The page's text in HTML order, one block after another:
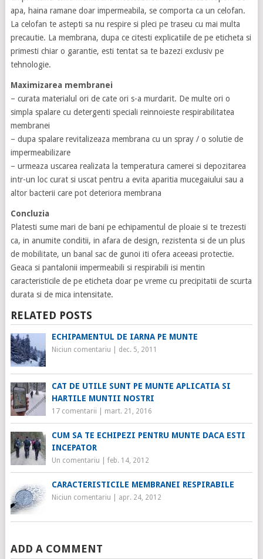
apa, haina ramane doar impermeabila, se comporta ca un celofan.
La celofan te astepti sa nu respire si pleci pe traseu cu mai multa
precautie. La membrana, dupa ce citesti explicatiile de pe eticheta si
primesti chiar o garantie, esti tentat sa te bazezi exclusiv pe
tehnologie.
Maximizarea membranei
– curata materialul ori de cate ori s-a murdarit. De multe ori o
simpla spalare cu detergenti speciali reinnoieste respirabilitatea
membranei
– dupa spalare revitalizeaza membrana cu un spray / o solutie de
impermeabilizare
– urmeaza uscarea realizata la temperatura camerei si depozitarea
intr-un loc curat si uscat pentru a evita aparitia mucegaiului sau a
altor bacterii care pot deteriora membrana
Concluzia
Platesti sume mari de bani pe echipamentul de ploaie si te trezesti
ca, in anumite conditii, in afara de design, rezistenta si de un plus
de mobilitate, un banal sac de gunoi iti ofera aceeasi protectie.
Geaca si pantalonii impermeabili si respirabili isi mentin
caracteristicile de pe eticheta doar pe vreme cu precipitatii de scurta
durata si de mica intensitate.
RELATED POSTS
ECHIPAMENTUL DE IARNA PE MUNTE
Niciun comentariu dec. 5, 2011
CAT DE UTILE SUNT PE MUNTE APLICATIA SI
HARTILE MUNTII NOSTRI
17 comentarii mart. 21, 2016
CUM SA TE ECHIPEZI PENTRU MUNTE DACA ESTI
INCEPATOR
Un comentariu feb. 14, 2012
CARACTERISTICILE MEMBRANEI RESPIRABILE
Niciun comentariu apr. 24, 2012
ADD A COMMENT